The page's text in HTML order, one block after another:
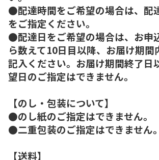
●配達時間をご希望の場合は、配
をご指定ください。
●配達日をご希望の場合は、お申
ら数えて10日目以降、お届け期間
記入ください。お届け期間終了日
望日のご指定はできません。
【のし・包装について】
●のし紙のご指定はできません。
●二重包装のご指定はできません。
【送料】